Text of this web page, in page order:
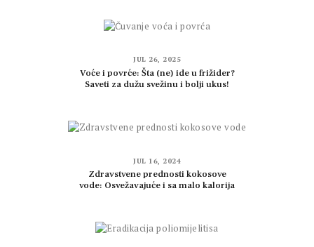
JUL 26, 2025
Voće i povrće: Šta (ne) ide u frižider?
Saveti za dužu svežinu i bolji ukus!
JUL 16, 2024
Zdravstvene prednosti kokosove
vode: Osvežavajuće i sa malo kalorija